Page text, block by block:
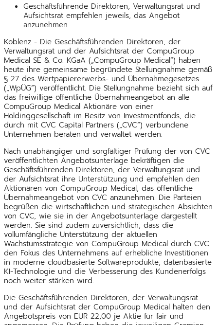
Geschäftsführende Direktoren, Verwaltungsrat und
Aufsichtsrat empfehlen jeweils, das Angebot
anzunehmen
Koblenz - Die Geschäftsführenden Direktoren, der
Verwaltungsrat und der Aufsichtsrat der CompuGroup
Medical SE & Co. KGaA („CompuGroup Medical“) haben
heute ihre gemeinsame begründete Stellungnahme gemäß
§ 27 des Wertpapiererwerbs- und Übernahmegesetzes
(„WpÜG“) veröffentlicht. Die Stellungnahme bezieht sich auf
das freiwillige öffentliche Übernahmeangebot an alle
CompuGroup Medical Aktionäre von einer
Holdinggesellschaft im Besitz von Investmentfonds, die
durch mit CVC Capital Partners („CVC“) verbundene
Unternehmen beraten und verwaltet werden.
Nach unabhängiger und sorgfältiger Prüfung der von CVC
veröffentlichten Angebotsunterlage bekräftigen die
Geschäftsführenden Direktoren, der Verwaltungsrat und
der Aufsichtsrat ihre Unterstützung und empfehlen den
Aktionären von CompuGroup Medical, das öffentliche
Übernahmeangebot von CVC anzunehmen. Die Parteien
begrüßen die wirtschaftlichen und strategischen Absichten
von CVC, wie sie in der Angebotsunterlage dargestellt
werden. Sie sind zudem zuversichtlich, dass die
vollumfängliche Unterstützung der aktuellen
Wachstumsstrategie von CompuGroup Medical durch CVC
den Fokus des Unternehmens auf erhebliche Investitionen
in moderne cloudbasierte Softwareprodukte, datenbasierte
KI-Technologie und die Verbesserung des Kundenerfolgs
noch weiter stärken wird.
Die Geschäftsführenden Direktoren, der Verwaltungsrat
und der Aufsichtsrat der CompuGroup Medical halten den
Angebotspreis von EUR 22,00 je Aktie für fair und